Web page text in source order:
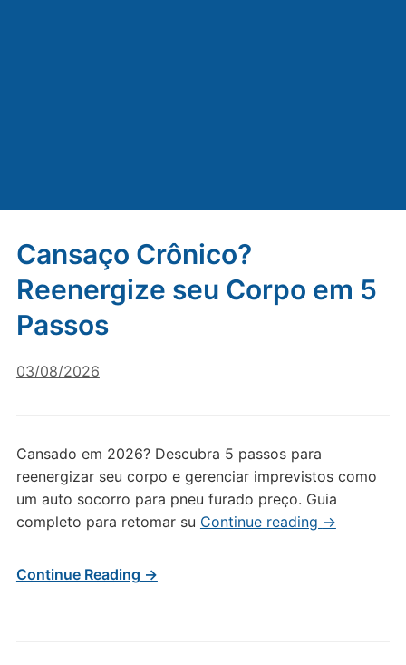
Cansaço Crônico?
Reenergize seu Corpo em 5
Passos
03/08/2026
Cansado em 2026? Descubra 5 passos para
reenergizar seu corpo e gerenciar imprevistos como
um auto socorro para pneu furado preço. Guia
completo para retomar su Continue reading →
Continue Reading →